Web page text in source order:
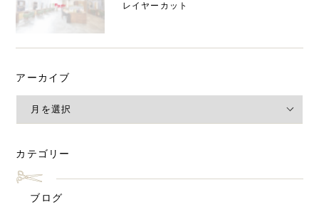
レイヤーカット
アーカイブ
カテゴリー
ブログ